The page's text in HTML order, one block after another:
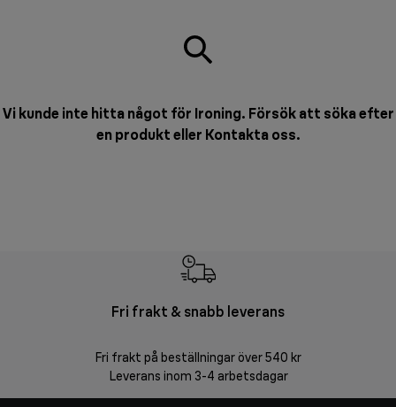
Vi kunde inte hitta något för Ironing. Försök att söka efter
en produkt eller Kontakta oss.
Fri frakt & snabb leverans
Fri frakt på beställningar över 540 kr
Leverans inom 3-4 arbetsdagar